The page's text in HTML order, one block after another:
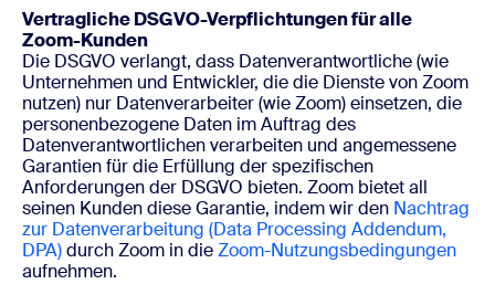
Vertragliche DSGVO-Verpflichtungen für alle
Zoom-Kunden
Die DSGVO verlangt, dass Datenverantwortliche (wie
Unternehmen und Entwickler, die die Dienste von Zoom
nutzen) nur Datenverarbeiter (wie Zoom) einsetzen, die
personenbezogene Daten im Auftrag des
Datenverantwortlichen verarbeiten und angemessene
Garantien für die Erfüllung der spezifischen
Anforderungen der DSGVO bieten. Zoom bietet all
seinen Kunden diese Garantie, indem wir den Nachtrag
zur Datenverarbeitung (Data Processing Addendum,
DPA)durch Zoom in dieZoom-Nutzungsbedingungen
aufnehmen.